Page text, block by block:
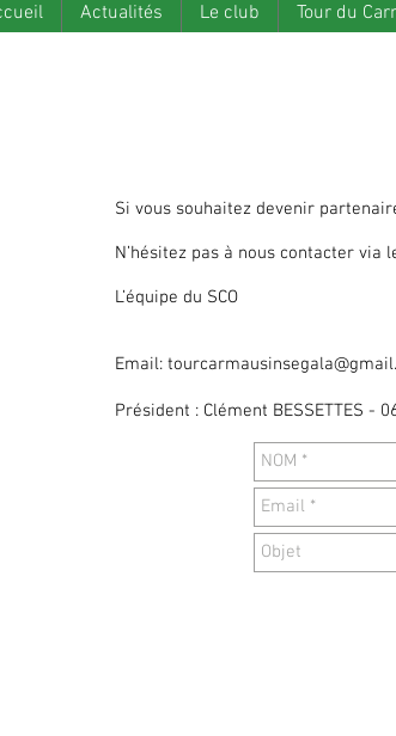
Actualités Le club Tour du
Si vous souhaitez devenir
N’hésitez pas à nous contacter
L’équipe du SCO
Email:
Président : Clément BESSETTES -